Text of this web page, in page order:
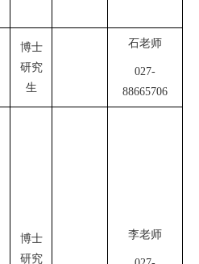
博士
研究
生
石老师
027-
88665706
博士
研究
李老师